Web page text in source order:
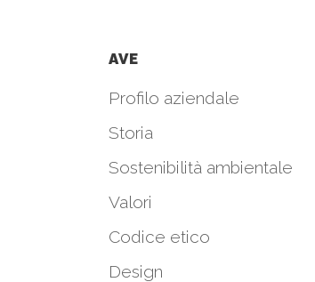
AVE
Profilo aziendale
Storia
Sostenibilità ambientale
Valori
Codice etico
Design